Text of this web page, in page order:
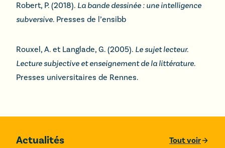
Robert, P. (2018). La bande dessinée : une intelligence
subversive. Presses de l’ensibb
Rouxel, A. et Langlade, G. (2005). Le sujet lecteur.
Lecture subjective et enseignement de la littérature.
Presses universitaires de Rennes.
Actualités Tout voir